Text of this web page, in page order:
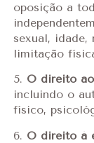
oposição a
sexual, idade,
limitação
5. O direito
incluindo o
físico,
6. O direito à